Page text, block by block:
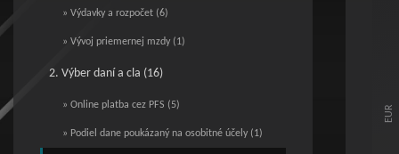
» Výdavky a rozpočet (6)
» Vývoj priemernej mzdy (1)
2. Výber daní a cla (16)
» Online platba cez PFS (5)
» Podiel dane poukázaný na osobitné účely (1)
EUR